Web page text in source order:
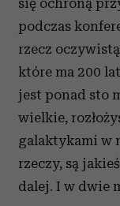
podczas
rzecz
które ma 200
jest ponad sto
wielkie,
galaktykami w
rzeczy, są
dalej. I w dwie